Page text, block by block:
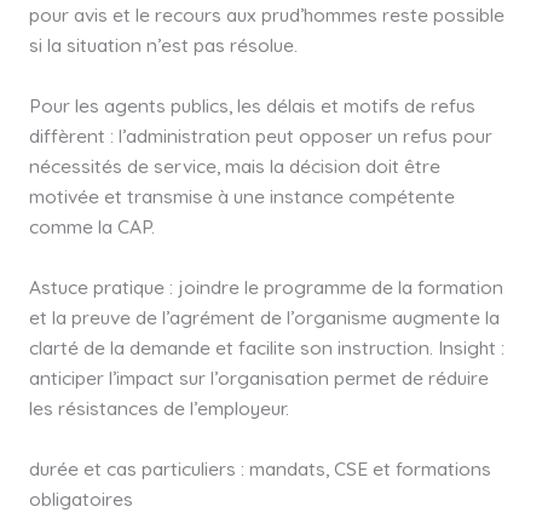
pour avis et le recours aux prud’hommes reste possible
si la situation n’est pas résolue.
Pour les agents publics, les délais et motifs de refus
diffèrent : l’administration peut opposer un refus pour
nécessités de service, mais la décision doit être
motivée et transmise à une instance compétente
comme la CAP.
Astuce pratique : joindre le programme de la formation
et la preuve de l’agrément de l’organisme augmente la
clarté de la demande et facilite son instruction. Insight :
anticiper l’impact sur l’organisation permet de réduire
les résistances de l’employeur.
durée et cas particuliers : mandats, CSE et formations
obligatoires